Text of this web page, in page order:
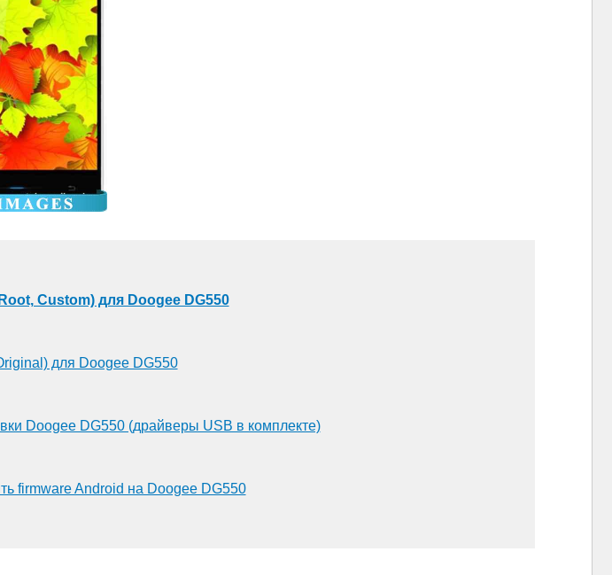
Custom) для Doogee DG550
для Doogee DG550
Doogee DG550 (драйверы USB в комплекте)
firmware Android на Doogee DG550